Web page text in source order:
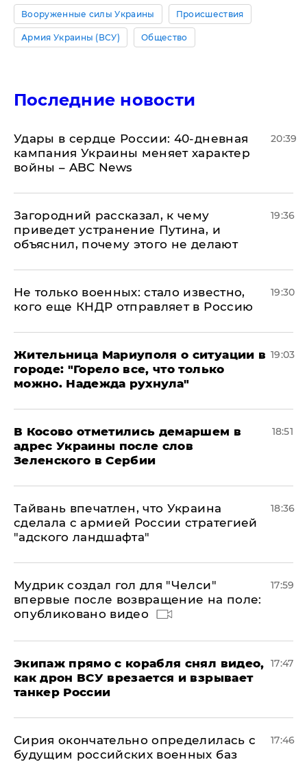
Вооруженные силы Украины Происшествия
Армия Украины (ВСУ) Общество
Последние новости
Удары в сердце России: 40-дневная
кампания Украины меняет характер
войны – ABC News
20:39
Загородний рассказал, к чему
приведет устранение Путина, и
объяснил, почему этого не делают
19:36
Не только военных: стало известно,
кого еще КНДР отправляет в Россию
19:30
Жительница Мариуполя о ситуации в
городе: "Горело все, что только
можно. Надежда рухнула"
19:03
В Косово отметились демаршем в
адрес Украины после слов
Зеленского в Сербии
18:51
Тайвань впечатлен, что Украина
сделала с армией России стратегией
"адского ландшафта"
18:36
Мудрик создал гол для "Челси"
впервые после возвращение на поле:
опубликовано видео
17:59
Экипаж прямо с корабля снял видео,
как дрон ВСУ врезается и взрывает
танкер России
17:47
Сирия окончательно определилась с
будущим российских военных баз
17:46